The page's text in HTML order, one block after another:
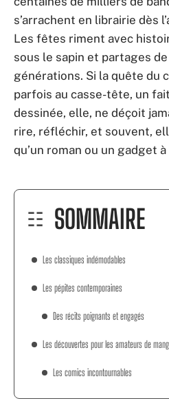
s’arrachent en librairie dès
Les fêtes riment avec
sous le sapin et partages
générations. Si la quête du
parfois au casse-tête, un
dessinée, elle, ne déçoit
rire, réfléchir, et souvent,
qu’un roman ou un gadget à
SOMMAIRE
Les classiques indémodables
Les pépites contemporaines
Des récits poignants et engagés
Les découvertes pour les amateurs de
Les comics incontournables